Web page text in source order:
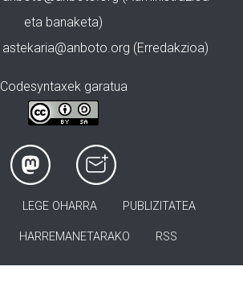
eta banaketa)
astekaria@anboto.org (Erredakzioa)
Codesyntaxek garatua
LEGE OHARRA PUBLIZITATEA
HARREMANETARAKO RSS